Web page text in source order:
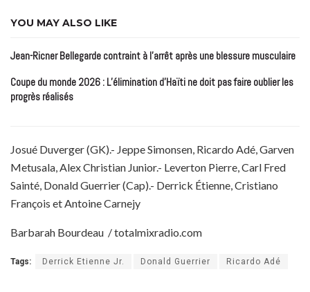
YOU MAY ALSO LIKE
Jean-Ricner Bellegarde contraint à l’arrêt après une blessure musculaire
Coupe du monde 2026 : L’élimination d’Haïti ne doit pas faire oublier les
progrès réalisés
Josué Duverger (GK).- Jeppe Simonsen, Ricardo Adé, Garven
Metusala, Alex Christian Junior.- Leverton Pierre, Carl Fred
Sainté, Donald Guerrier (Cap).- Derrick Étienne, Cristiano
François et Antoine Carnejy
Barbarah Bourdeau / totalmixradio.com
Tags: Derrick Etienne Jr. Donald Guerrier Ricardo Adé